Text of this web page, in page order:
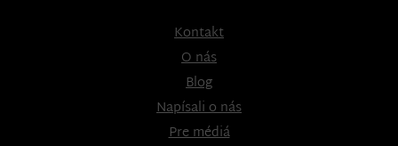
Kontakt
O nás
Blog
Napísali o nás
Pre médiá